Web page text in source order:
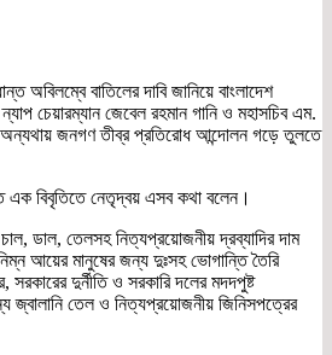
অবিলম্বে বাতিলের দাবি জানিয়ে বাংলাদেশ
ন্যাপ চেয়ারম্যান জেবেল রহমান গানি ও মহাসচিব এম.
জনগণ তীব্র প্রতিরোধ আন্দোলন গড়ে তুলতে
এক বিবৃতিতে নেতৃদ্বয় এসব কথা বলেন।
ডাল, তেলসহ নিত্যপ্রয়োজনীয় দ্রব্যাদির দাম
আয়ের মানুষের জন্য দুঃসহ ভোগান্তি তৈরি
দুর্নীতি ও সরকারি দলের মদদপুষ্ট
জ্বালানি তেল ও নিত্যপ্রয়োজনীয় জিনিসপত্রের